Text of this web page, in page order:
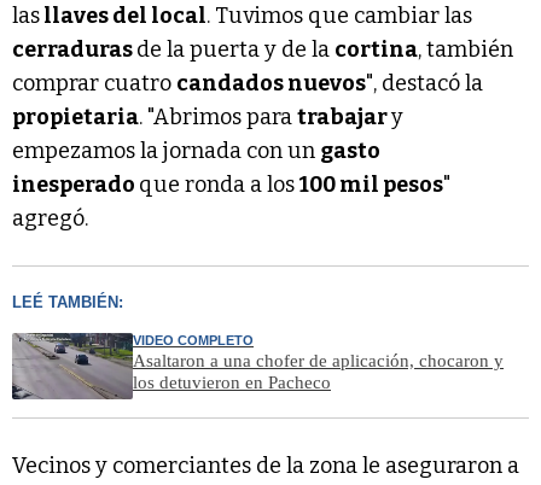
lasllaves del local. Tuvimos que cambiar las
cerradurasde la puerta y de la cortina, también
comprar cuatro candados nuevos", destacó la
propietaria. "Abrimos paratrabajary
empezamos la jornada con un gasto
inesperado que ronda a los100 mil pesos"
agregó.
LEÉ TAMBIÉN:
VIDEO COMPLETO
Asaltaron a una chofer de aplicación, chocaron y
los detuvieron en Pacheco
Vecinos y comerciantes de la zona le aseguraron a